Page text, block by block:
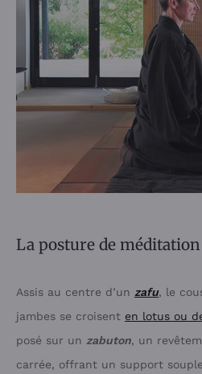
La posture de méditation
Assis au centre d’un zafu, le
jambes se croisent en lotus ou
posé sur un zabuton, un
carrée, offrant un support